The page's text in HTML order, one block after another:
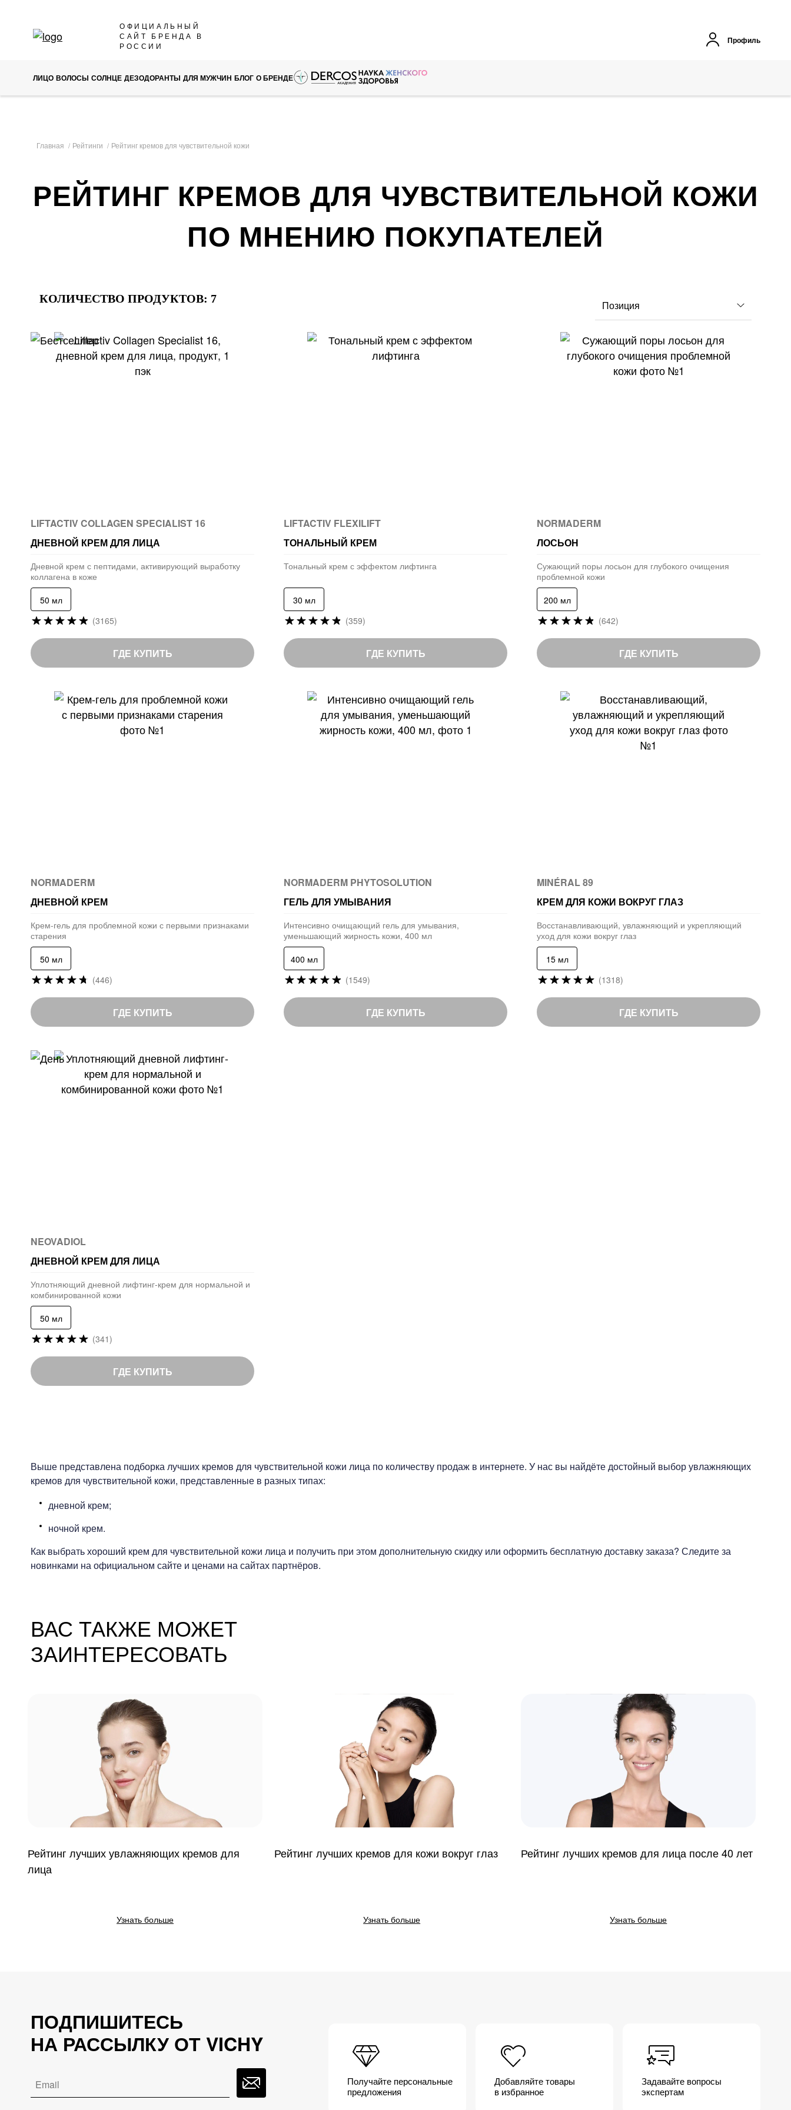
ОФИЦИАЛЬНЫЙ
САЙТ БРЕНДА В
РОССИИ
Профиль
ЛИЦО ВОЛОСЫ СОЛНЦЕ ДЕЗОДОРАНТЫ ДЛЯ МУЖЧИН БЛОГ О БРЕНДЕ
Главная Рейтинги Рейтинг кремов для чувствительной кожи
РЕЙТИНГ КРЕМОВ ДЛЯ ЧУВСТВИТЕЛЬНОЙ КОЖИ
ПО МНЕНИЮ ПОКУПАТЕЛЕЙ
КОЛИЧЕСТВО ПРОДУКТОВ: 7
LIFTACTIV COLLAGEN SPECIALIST 16
ДНЕВНОЙ КРЕМ ДЛЯ ЛИЦА
Дневной крем с пептидами, активирующий выработку
коллагена в коже
50 мл
Рейтинг:
of
100
(3165)
ГДЕ КУПИТЬ
LIFTACTIV FLEXILIFT
ТОНАЛЬНЫЙ КРЕМ
Тональный крем с эффектом лифтинга
30 мл
Рейтинг:
of
100
(359)
ГДЕ КУПИТЬ
NORMADERM
ЛОСЬОН
Сужающий поры лосьон для глубокого очищения
проблемной кожи
200 мл
Рейтинг:
of
100
(642)
ГДЕ КУПИТЬ
NORMADERM
ДНЕВНОЙ КРЕМ
Крем-гель для проблемной кожи с первыми признаками
старения
50 мл
Рейтинг:
of
100
(446)
ГДЕ КУПИТЬ
NORMADERM PHYTOSOLUTION
ГЕЛЬ ДЛЯ УМЫВАНИЯ
Интенсивно очищающий гель для умывания,
уменьшающий жирность кожи, 400 мл
400 мл
Рейтинг:
of
100
(1549)
ГДЕ КУПИТЬ
MINÉRAL 89
КРЕМ ДЛЯ КОЖИ ВОКРУГ ГЛАЗ
Восстанавливающий, увлажняющий и укрепляющий
уход для кожи вокруг глаз
15 мл
Рейтинг:
of
100
(1318)
ГДЕ КУПИТЬ
NEOVADIOL
ДНЕВНОЙ КРЕМ ДЛЯ ЛИЦА
Уплотняющий дневной лифтинг-крем для нормальной и
комбинированной кожи
50 мл
Рейтинг:
of
100
(341)
ГДЕ КУПИТЬ
Выше представлена подборка лучших кремов для чувствительной кожи лица по количеству продаж в интернете. У нас вы найдёте достойный выбор увлажняющих
кремов для чувствительной кожи, представленные в разных типах:
дневной крем;
ночной крем.
Как выбрать хороший крем для чувствительной кожи лица и получить при этом дополнительную скидку или оформить бесплатную доставку заказа? Следите за
новинками на официальном сайте и ценами на сайтах партнёров.
ВАС ТАКЖЕ МОЖЕТ
ЗАИНТЕРЕСОВАТЬ
Рейтинг лучших увлажняющих кремов для
лица
Узнать больше
Рейтинг лучших кремов для кожи вокруг глаз
Узнать больше
Рейтинг лучших кремов для лица после 40 лет
Узнать больше
ПОДПИШИТЕСЬ
НА РАССЫЛКУ ОТ VICHY
Получайте персональные
предложения
Добавляйте товары
в избранное
Задавайте вопросы
экспертам
Email